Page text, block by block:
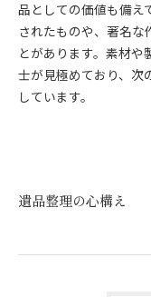
品としての価値も備え
されたものや、著名
とがあります。素材
士が見極めており、次
しています。
遺品整理の心構え